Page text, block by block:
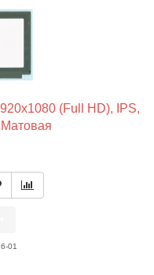
(Full HD), IPS,
01